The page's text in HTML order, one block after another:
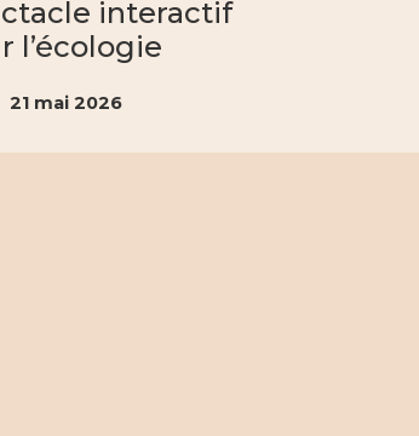
interactif
l’écologie
21 mai 2026